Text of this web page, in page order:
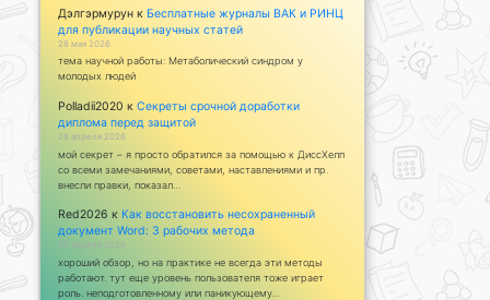
Дэлгэрмурун к Бесплатные журналы ВАК и РИНЦ
для публикации научных статей
28 мая 2026
тема научной работы: Метаболический синдром у
молодых людей
Polladii2020 к Секреты срочной доработки
диплома перед защитой
28 апреля 2026
мой секрет – я просто обратился за помощью к ДиссХелп
со всеми замечаниями, советами, наставлениями и пр.
внесли правки, показал…
Red2026 к Как восстановить несохраненный
документ Word: 3 рабочих метода
23 апреля 2026
хороший обзор, но на практике не всегда эти методы
работают. тут еще уровень пользователя тоже играет
роль. неподготовленному или паникующему…